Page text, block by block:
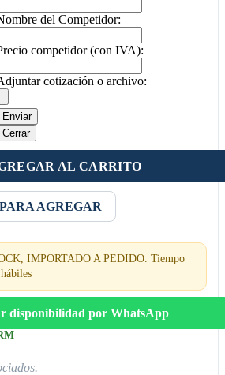
del Competidor:
competidor (con IVA):
cotización o archivo:
Enviar
Cerrar
AL CARRITO
AGREGAR
IMPORTADO A PEDIDO. Tiempo
disponibilidad por WhatsApp